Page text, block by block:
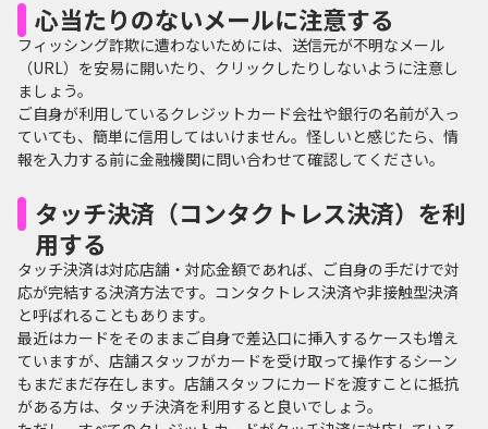
心当たりのないメールに注意する
フィッシング詐欺に遭わないためには、送信元が不明なメール
（URL）を安易に開いたり、クリックしたりしないように注意し
ましょう。
ご自身が利用しているクレジットカード会社や銀行の名前が入っ
ていても、簡単に信用してはいけません。怪しいと感じたら、情
報を入力する前に金融機関に問い合わせて確認してください。
タッチ決済（コンタクトレス決済）を利
用する
タッチ決済は対応店舗・対応金額であれば、ご自身の手だけで対
応が完結する決済方法です。コンタクトレス決済や非接触型決済
と呼ばれることもあります。
最近はカードをそのままご自身で差込口に挿入するケースも増え
ていますが、店舗スタッフがカードを受け取って操作するシーン
もまだまだ存在します。店舗スタッフにカードを渡すことに抵抗
がある方は、タッチ決済を利用すると良いでしょう。